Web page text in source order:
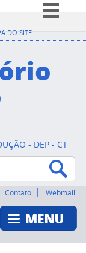
DO SITE
informação
- DEP - CT
Contato Webmail